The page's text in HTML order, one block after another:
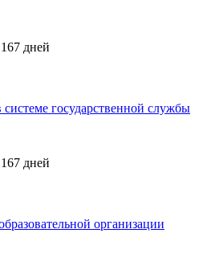
дней
государственной службы
дней
организации